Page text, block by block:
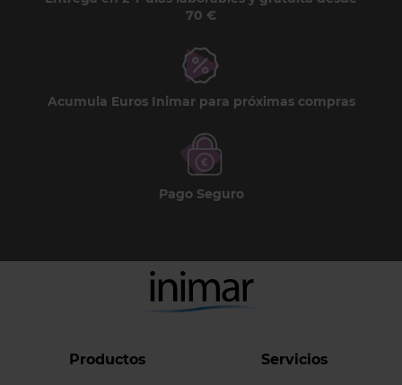
70 €
Acumula Euros Inimar para próximas compras
Pago Seguro
Productos Servicios